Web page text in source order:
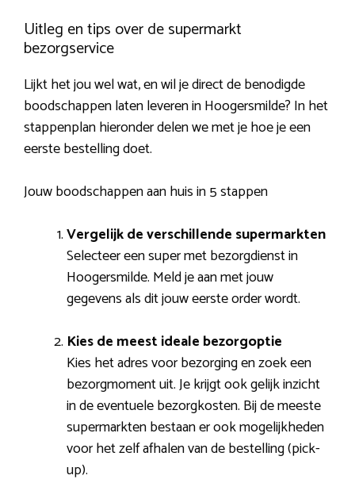
Uitleg en tips over de supermarkt
bezorgservice
Lijkt het jou wel wat, en wil je direct de benodigde
boodschappen laten leveren in Hoogersmilde? In het
stappenplan hieronder delen we met je hoe je een
eerste bestelling doet.
Jouw boodschappen aan huis in 5 stappen
Vergelijk de verschillende supermarkten
Selecteer een super met bezorgdienst in
Hoogersmilde. Meld je aan met jouw
gegevens als dit jouw eerste order wordt.
Kies de meest ideale bezorgoptie
Kies het adres voor bezorging en zoek een
bezorgmoment uit. Je krijgt ook gelijk inzicht
in de eventuele bezorgkosten. Bij de meeste
supermarkten bestaan er ook mogelijkheden
voor het zelf afhalen van de bestelling (pick-
up).